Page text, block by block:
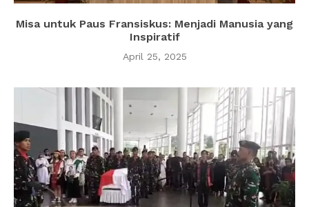
Misa untuk Paus Fransiskus: Menjadi Manusia yang
Inspiratif
April 25, 2025